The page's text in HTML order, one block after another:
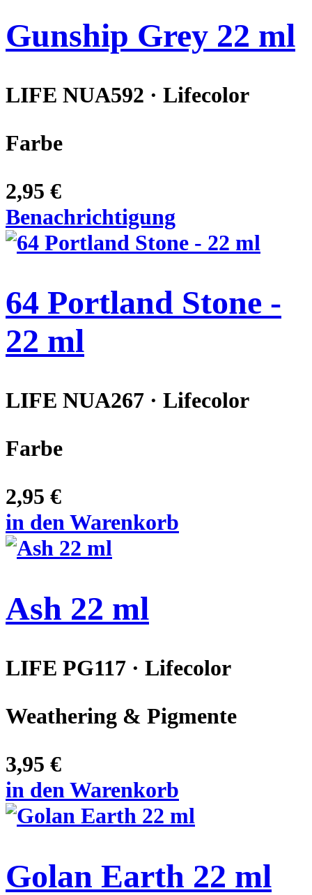
Gunship Grey 22 ml
LIFE NUA592 · Lifecolor
Farbe
2,95 €
Benachrichtigung
64 Portland Stone -
22 ml
LIFE NUA267 · Lifecolor
Farbe
2,95 €
in den Warenkorb
Ash 22 ml
LIFE PG117 · Lifecolor
Weathering & Pigmente
3,95 €
in den Warenkorb
Golan Earth 22 ml